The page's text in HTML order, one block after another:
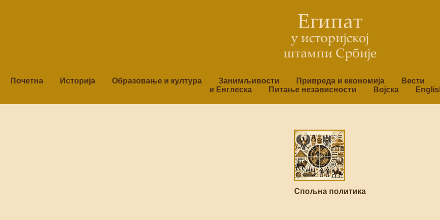
Почетна Историја Образовање и култура Занимљивости Привреда и економија Вести
и Енглеска
Питање независности Војска
Спољна политика